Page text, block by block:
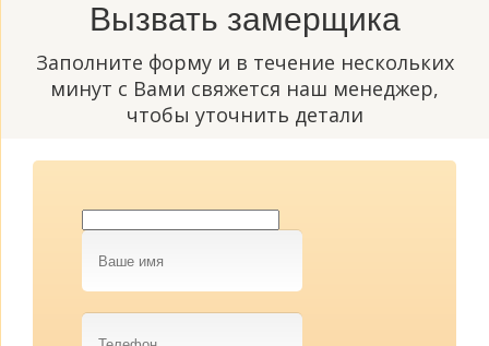
Вызвать замерщика
Заполните форму и в течение нескольких
минут с Вами свяжется наш менеджер,
чтобы уточнить детали
Ваше
имя
Телефон